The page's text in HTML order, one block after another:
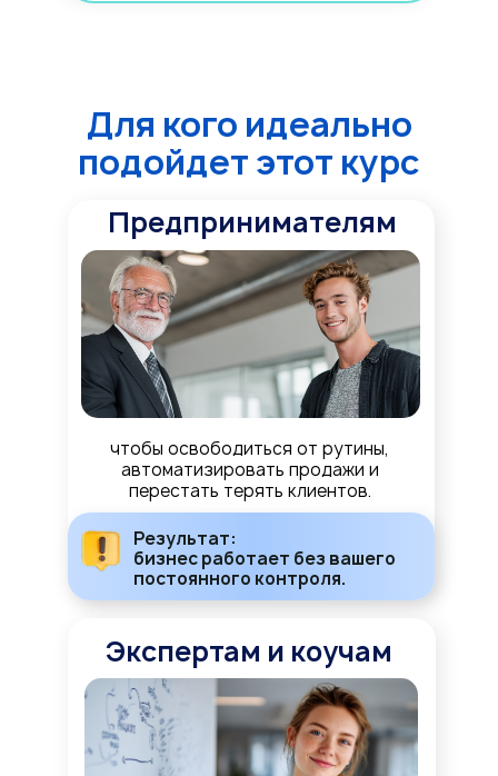
Для кого идеально
подойдет этот курс
Предпринимателям
Экспертам и коучам
чтобы освободиться от рутины,
автоматизировать продажи и
перестать терять клиентов.
Результат:
бизнес работает без вашего
постоянного контроля.